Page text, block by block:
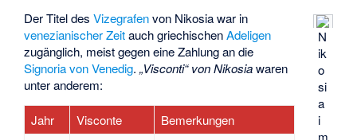
N
ik
o
si
a
i
Der Titel desVizegrafenvon Nikosia war in
venezianischer Zeitauch griechischenAdeligen
zugänglich, meist gegen eine Zahlung an die
Signoria von Venedig.„Visconti“ von Nikosiawaren
unter anderem:
Jahr Visconte Bemerkungen